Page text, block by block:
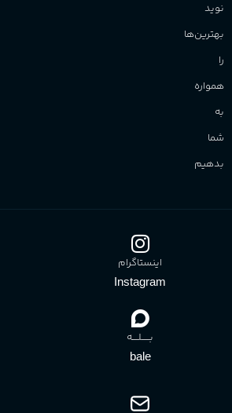
نوید
بهترین‌ها
را
همواره
به
شما
بدهیم
اینستاگرام
Instagram
بـــــلــــه
bale